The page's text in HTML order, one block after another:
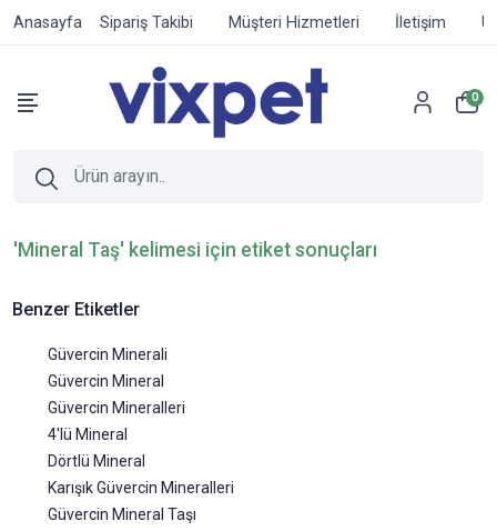
Anasayfa Sipariş Takibi Müşteri Hizmetleri İletişim
0
'Mineral Taş' kelimesi için etiket sonuçları
Benzer Etiketler
Güvercin Minerali
Güvercin Mineral
Güvercin Mineralleri
4'lü Mineral
Dörtlü Mineral
Karışık Güvercin Mineralleri
Güvercin Mineral Taşı